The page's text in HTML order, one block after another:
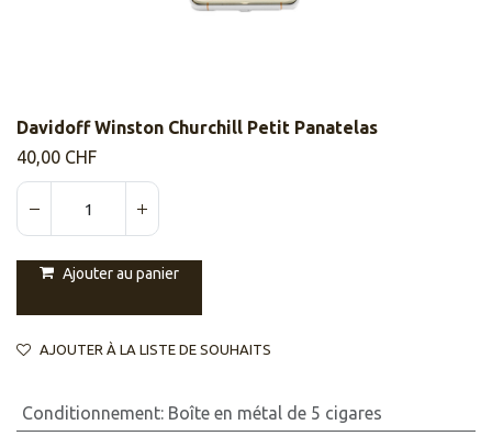
Davidoff Winston Churchill Petit Panatelas
40,00 CHF
Ajouter au panier
AJOUTER À LA LISTE DE SOUHAITS
Conditionnement: Boîte en métal de 5 cigares